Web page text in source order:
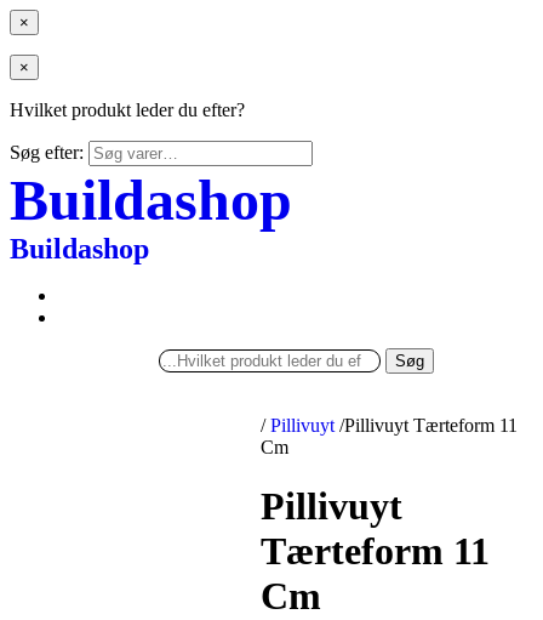
×
×
Hvilket produkt leder du efter?
Søg efter:
Buildashop
Buildashop
Søg
/ Pillivuyt /Pillivuyt Tærteform 11
Cm
Pillivuyt
Tærteform 11
Cm